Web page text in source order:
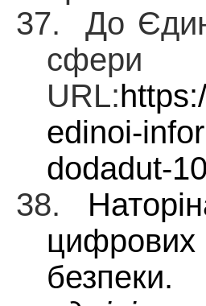
37. До
сфери
URL:
edinoi-
dodadut-
38.